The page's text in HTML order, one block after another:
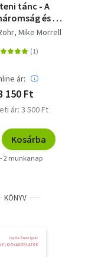
tánc - A
és a
átalakulás
Mike Morrell
ár:
150 Ft
ár: 3 500 Ft
Kosárba
- 2 munkanap
KÖNYV